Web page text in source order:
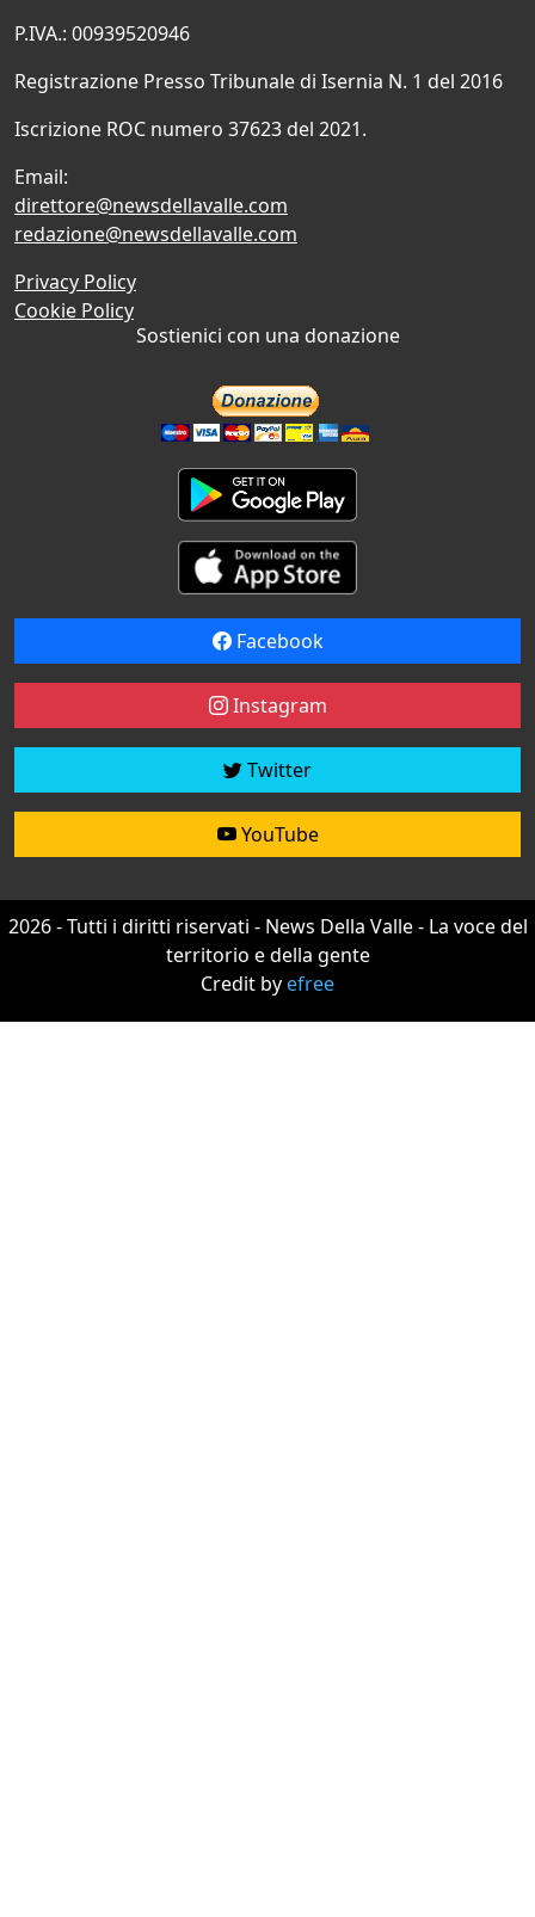
P.IVA.: 00939520946
Registrazione Presso Tribunale di Isernia N. 1 del 2016
Iscrizione ROC numero 37623 del 2021.
Email:
direttore@newsdellavalle.com
redazione@newsdellavalle.com
Privacy Policy
Cookie Policy
Sostienici con una donazione
Facebook
Instagram
Twitter
YouTube
2026 - Tutti i diritti riservati - News Della Valle - La voce del
territorio e della gente
Credit byefree